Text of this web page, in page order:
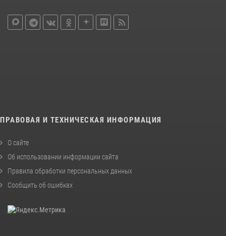
ПРАВОВАЯ И ТЕХНИЧЕСКАЯ ИНФОРМАЦИЯ
О сайте
Об использовании информации сайта
Правила обработки персональных данных
Сообщить об ошибках